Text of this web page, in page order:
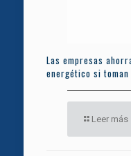
Las empresas
energético si toman
Leer más